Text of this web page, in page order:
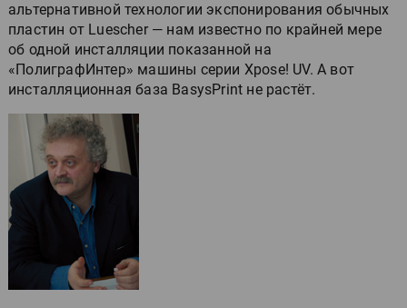
альтернативной технологии экспонирования обычных
пластин от Luescher — нам известно по крайней мере
об одной инсталляции показанной на
«ПолиграфИнтер» машины серии Xpose! UV. А вот
инсталляционная база BasysPrint не растёт.